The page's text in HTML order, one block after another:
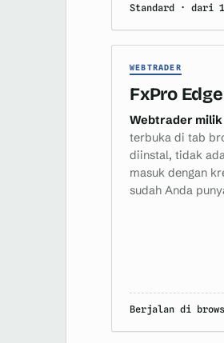
Standard · dari
WEBTRADER
FxPro Edge
Webtrader
terbuka di tab
diinstal, tidak
masuk dengan
sudah Anda
Berjalan di